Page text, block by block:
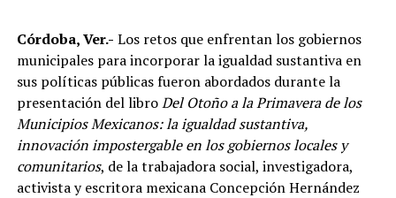
en esta disciplina.
De acuerdo con el dirigente deportivo, México ha
conseguido cinco campeonatos panamericanos
consecutivos por equipos, superando a delegaciones
como Estados Unidos y Brasil, considerado uno de los
países con mayor tradición en las artes marciales
mixtas.
Córdoba, Ver.- Los retos que enfrentan los gobiernos
municipales para incorporar la igualdad sustantiva en
sus políticas públicas fueron abordados durante la
presentación del libroDel Otoño a la Primavera de los
Municipios Mexicanos: la igualdad sustantiva,
innovación impostergable en los gobiernos locales y
comunitarios, de la trabajadora social, investigadora,
activista y escritora mexicana Concepción Hernández